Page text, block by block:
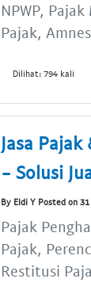
NPWP,
Pajak,
Dilihat: 794 kali
Jasa
- Solusi
By Eldi Y Posted on 31
Pajak
Pajak,
Restitusi